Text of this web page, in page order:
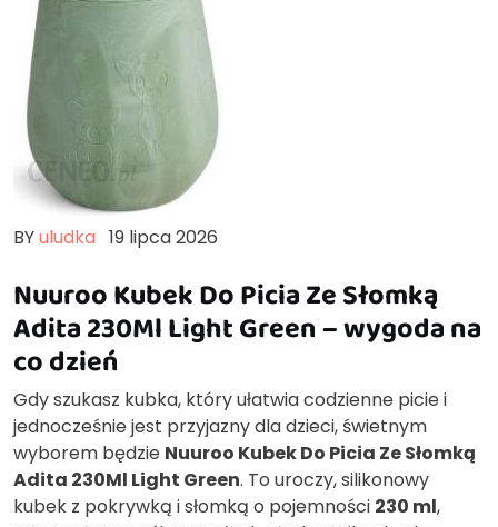
BYuludka 19 lipca 2026
Nuuroo Kubek Do Picia Ze Słomką
Adita 230Ml Light Green – wygoda na
co dzień
Gdy szukasz kubka, który ułatwia codzienne picie i
jednocześnie jest przyjazny dla dzieci, świetnym
wyborem będzie Nuuroo Kubek Do Picia Ze Słomką
Adita 230Ml Light Green. To uroczy, silikonowy
kubek z pokrywką i słomką o pojemności 230 ml,